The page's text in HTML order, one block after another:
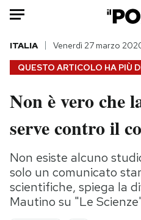
HOME
Italia
Politica
Tecnologia
Internet
Scienza
Cultura
QUESTO ARTICOLO HA PIÙ
ITALIA Venerdì 27 marzo
Non è vero che
serve contro il
Non esiste alcuno
solo un comunicato
scientifiche, spiega la
Mautino su "Le